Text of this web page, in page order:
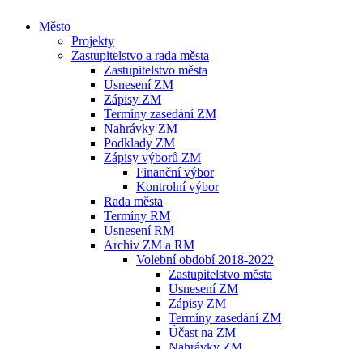
Město
Projekty
Zastupitelstvo a rada města
Zastupitelstvo města
Usnesení ZM
Zápisy ZM
Termíny zasedání ZM
Nahrávky ZM
Podklady ZM
Zápisy výborů ZM
Finanční výbor
Kontrolní výbor
Rada města
Termíny RM
Usnesení RM
Archiv ZM a RM
Volební období 2018-2022
Zastupitelstvo města
Usnesení ZM
Zápisy ZM
Termíny zasedání ZM
Účast na ZM